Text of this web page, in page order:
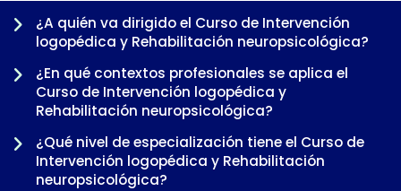
¿A quién va dirigido el Curso de Intervención
logopédica y Rehabilitación neuropsicológica?
¿En qué contextos profesionales se aplica el
Curso de Intervención logopédica y
Rehabilitación neuropsicológica?
¿Qué nivel de especialización tiene el Curso de
Intervención logopédica y Rehabilitación
neuropsicológica?